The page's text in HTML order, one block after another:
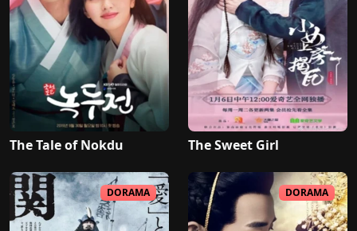
The Tale of Nokdu The Sweet Girl
DORAMA DORAMA